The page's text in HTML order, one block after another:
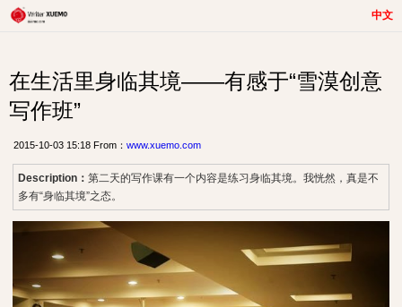
中文
在生活里身临其境——有感于“雪漠创意
写作班”
2015-10-03 15:18 From： www.xuemo.com
Description： 第二天的写作课有一个内容是练习身临其境。我恍然，真是不
多有“身临其境”之态。